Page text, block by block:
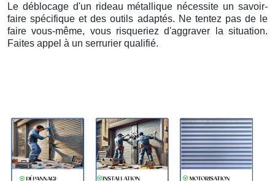
Le déblocage d'un rideau métallique nécessite un savoir-
faire spécifique et des outils adaptés. Ne tentez pas de le
faire vous-même, vous risqueriez d'aggraver la situation.
Faites appel à un serrurier qualifié.